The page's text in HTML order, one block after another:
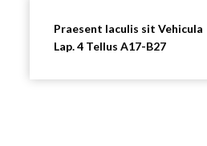
Praesent Iaculis sit Vehicula
Lap. 4 Tellus A17-B27